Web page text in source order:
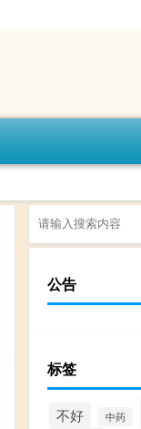
公告
标签
不好 中药